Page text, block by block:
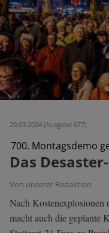
20.03.2024 (Ausgabe 677)
700. Montagsdemo
Das
Von unserer Redaktion
Nach Kostenexplosionen
macht auch die geplante